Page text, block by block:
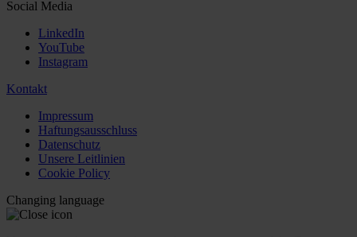
Social Media
LinkedIn
YouTube
Instagram
Kontakt
Impressum
Haftungsausschluss
Datenschutz
Unsere Leitlinien
Cookie Policy
Changing language